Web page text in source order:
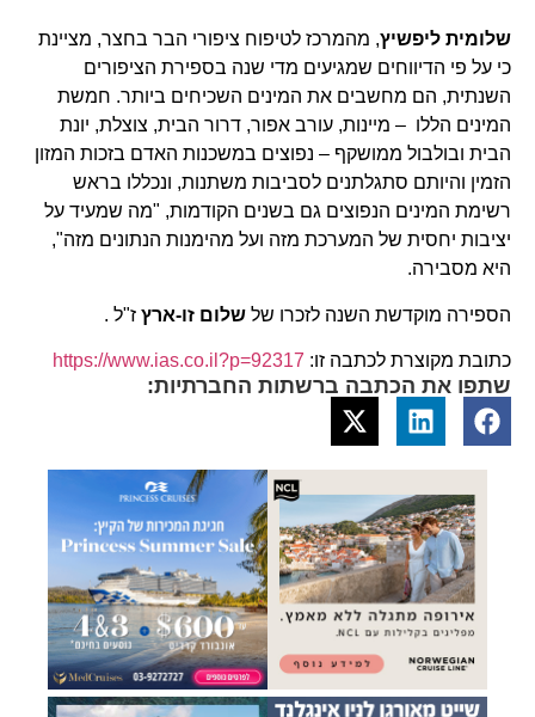
שלומית ליפשיץ, מהמרכז לטיפוח ציפורי הבר בחצר, מציינת
כי על פי הדיווחים שמגיעים מדי שנה בספירת הציפורים
השנתית, הם מחשבים את המינים השכיחים ביותר. חמשת
המינים הללו – מיינות, עורב אפור, דרור הבית, צוצלת, יונת
הבית ובולבול ממושקף – נפוצים במשכנות האדם בזכות המזון
הזמין והיותם סתגלתנים לסביבות משתנות, ונכללו בראש
רשימת המינים הנפוצים גם בשנים הקודמות, "מה שמעיד על
יציבות יחסית של המערכת מזה ועל מהימנות הנתונים מזה",
היא מסבירה.
הספירה מוקדשת השנה לזכרו שלשלום זו-ארץז"ל .
כתובת מקוצרת לכתבה זו: https://www.ias.co.il?p=92317
שתפו את הכתבה ברשתות החברתיות: